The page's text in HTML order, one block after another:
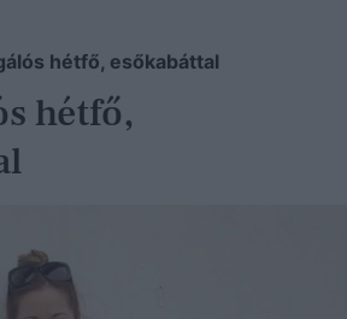
hétfő, esőkabáttal
hétfő,